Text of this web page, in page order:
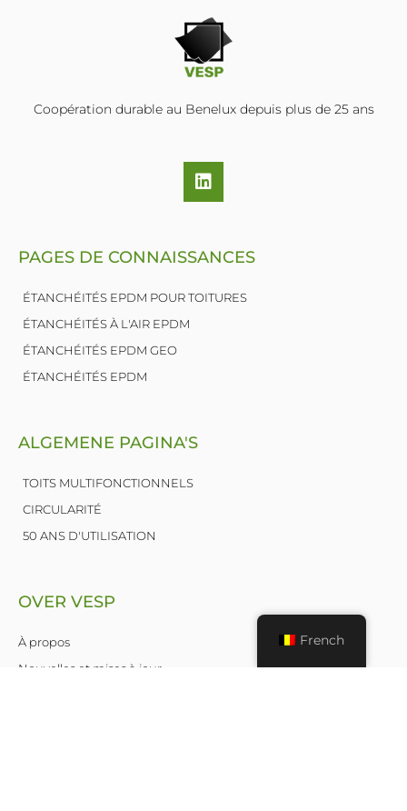
Coopération durable au Benelux depuis plus de 25 ans
L
i
n
d
n
PAGES DE CONNAISSANCES
ÉTANCHÉITÉS EPDM POUR TOITURES
ÉTANCHÉITÉS À L'AIR EPDM
ÉTANCHÉITÉS EPDM GEO
ÉTANCHÉITÉS EPDM
ALGEMENE PAGINA'S
TOITS MULTIFONCTIONNELS
CIRCULARITÉ
50 ANS D'UTILISATION
OVER VESP
À propos
Nouvelles et mises à jour
French